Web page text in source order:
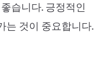
습니다. 긍정적인
는 것이 중요합니다.